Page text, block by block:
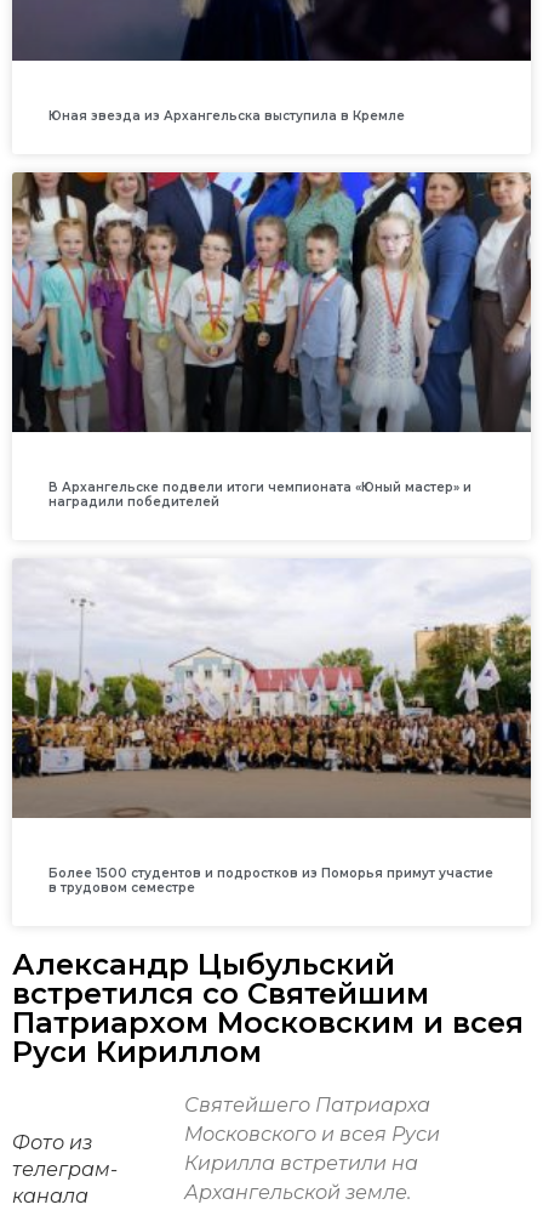
Юная звезда из Архангельска выступила в Кремле
В Архангельске подвели итоги чемпионата «Юный мастер» и
наградили победителей
Более 1500 студентов и подростков из Поморья примут участие
в трудовом семестре
Александр Цыбульский
встретился со Святейшим
Патриархом Московским и всея
Руси Кириллом
Фото из
телеграм-
канала
Святейшего Патриарха
Московского и всея Руси
Кирилла встретили на
Архангельской земле.